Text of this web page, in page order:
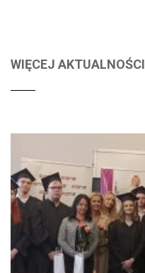
WIĘCEJ AKTUALNOŚCI